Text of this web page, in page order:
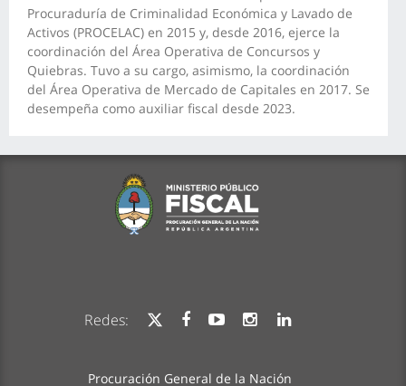
Procuraduría de Criminalidad Económica y Lavado de
Activos (PROCELAC) en 2015 y, desde 2016, ejerce la
coordinación del Área Operativa de Concursos y
Quiebras. Tuvo a su cargo, asimismo, la coordinación
del Área Operativa de Mercado de Capitales en 2017. Se
desempeña como auxiliar fiscal desde 2023.
Redes:
Procuración General de la Nación